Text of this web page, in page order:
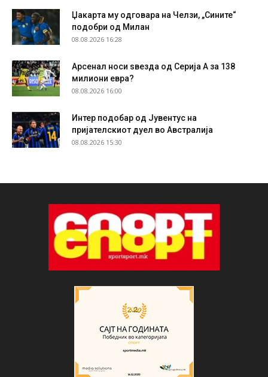
Џакарта му одговара на Челзи, „Сините“
подобри од Милан
08.08.2026 16:28
Арсенал носи ѕвезда од Серија А за 138
милиони евра?
08.08.2026 16:00
Интер подобар од Јувентус на
пријателскиот дуел во Австралија
08.08.2026 15:30